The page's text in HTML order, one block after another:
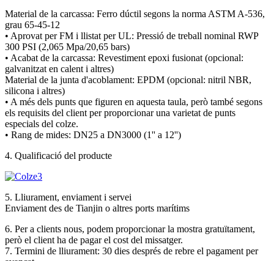
Material de la carcassa: Ferro dúctil segons la norma ASTM A-536,
grau 65-45-12
• Aprovat per FM i llistat per UL: Pressió de treball nominal RWP
300 PSI (2,065 Mpa/20,65 bars)
• Acabat de la carcassa: Revestiment epoxi fusionat (opcional:
galvanitzat en calent i altres)
Material de la junta d'acoblament: EPDM (opcional: nitril NBR,
silicona i altres)
• A més dels punts que figuren en aquesta taula, però també segons
els requisits del client per proporcionar una varietat de punts
especials del colze.
• Rang de mides: DN25 a DN3000 (1'' a 12'')
4. Qualificació del producte
5. Lliurament, enviament i servei
Enviament des de Tianjin o altres ports marítims
6. Per a clients nous, podem proporcionar la mostra gratuïtament,
però el client ha de pagar el cost del missatger.
7. Termini de lliurament: 30 dies després de rebre el pagament per